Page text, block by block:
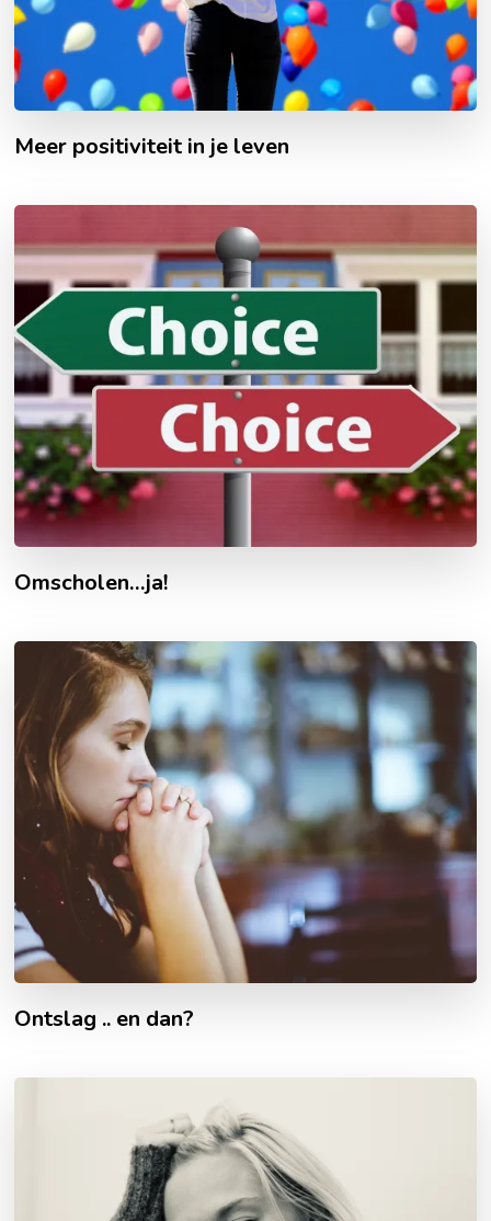
Meer positiviteit in je leven
Omscholen…ja!
Ontslag .. en dan?